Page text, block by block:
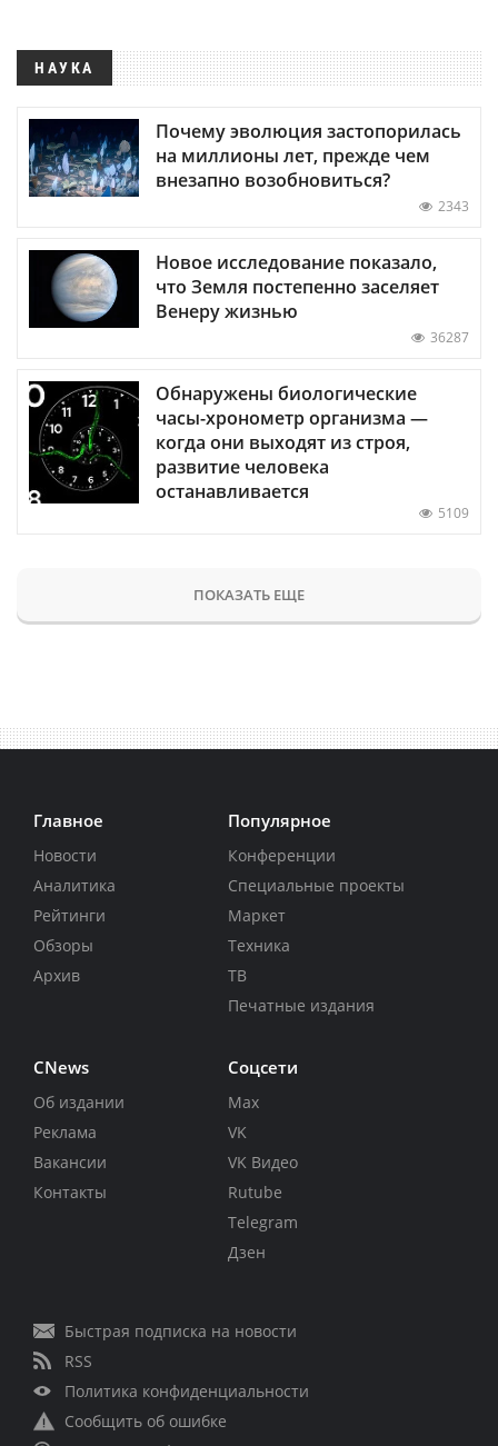
НАУКА
Почему эволюция застопорилась
на миллионы лет, прежде чем
внезапно возобновиться?
2343
Новое исследование показало,
что Земля постепенно заселяет
Венеру жизнью
36287
Обнаружены биологические
часы-хронометр организма —
когда они выходят из строя,
развитие человека
останавливается
5109
ПОКАЗАТЬ ЕЩЕ
Главное
Новости
Аналитика
Рейтинги
Обзоры
Архив
Популярное
Конференции
Специальные проекты
Маркет
Техника
ТВ
Печатные издания
CNews
Об издании
Реклама
Вакансии
Контакты
Соцсети
Max
VK
VK Видео
Rutube
Telegram
Дзен
Быстрая подписка на новости
RSS
Политика конфиденциальности
Сообщить об ошибке